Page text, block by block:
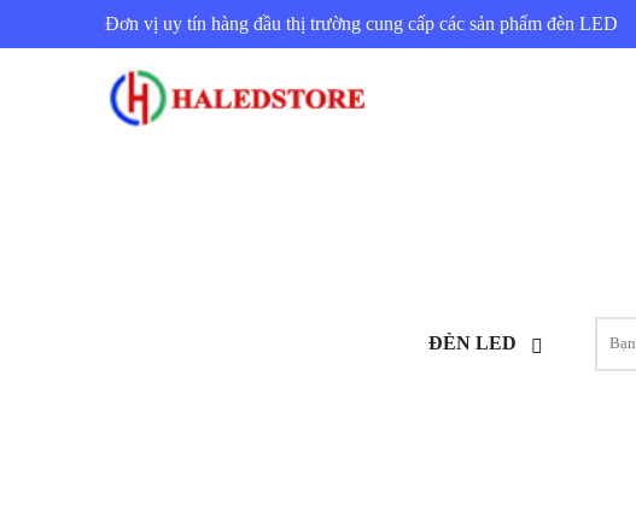
Đơn vị uy tín hàng đầu thị trường cung cấp các sản phẩm đèn LED
ĐÈN LED